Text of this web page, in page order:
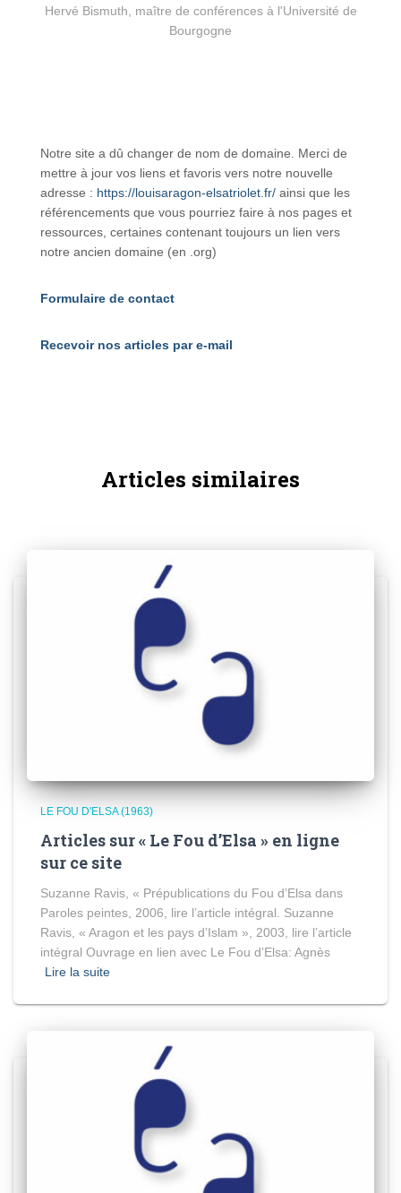
Hervé Bismuth, maître de conférences à l'Université de
Bourgogne
Notre site a dû changer de nom de domaine. Merci de
mettre à jour vos liens et favoris vers notre nouvelle
adresse : https://louisaragon-elsatriolet.fr/ ainsi que les
référencements que vous pourriez faire à nos pages et
ressources, certaines contenant toujours un lien vers
notre ancien domaine (en .org)
Formulaire de contact
Recevoir nos articles par e-mail
Articles similaires
LE FOU D'ELSA (1963)
Articles sur « Le Fou d’Elsa » en ligne
sur ce site
Suzanne Ravis, « Prépublications du Fou d’Elsa dans
Paroles peintes, 2006, lire l’article intégral. Suzanne
Ravis, « Aragon et les pays d’Islam », 2003, lire l’article
intégral Ouvrage en lien avec Le Fou d’Elsa: Agnès
Lire la suite